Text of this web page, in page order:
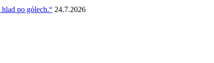
po gólech.“ 24.7.2026